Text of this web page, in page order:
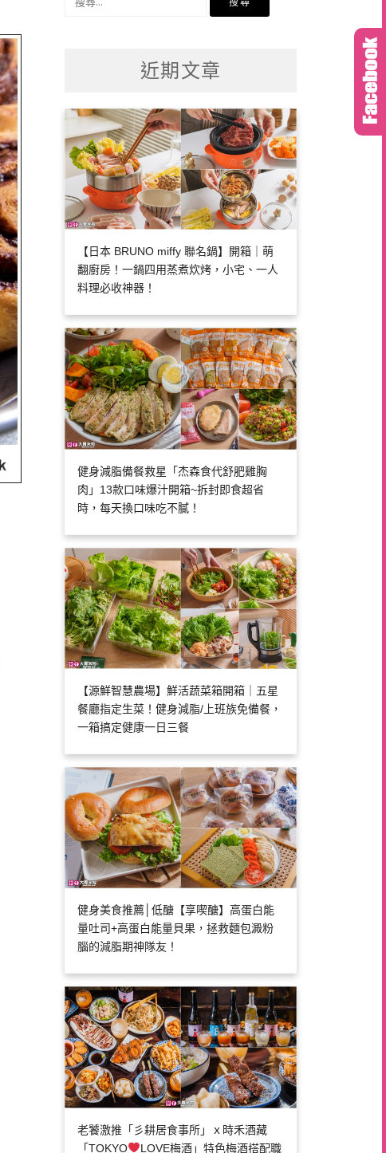
近期文章
【日本 BRUNO miffy 聯名鍋】開箱｜萌
翻廚房！一鍋四用蒸煮炊烤，小宅、一人
料理必收神器！
健身減脂備餐救星「杰森食代舒肥雞胸
肉」13款口味爆汁開箱~拆封即食超省
時，每天換口味吃不膩！
【源鮮智慧農場】鮮活蔬菜箱開箱｜五星
餐廳指定生菜！健身減脂/上班族免備餐，
一箱搞定健康一日三餐
健身美食推薦│低醣【享喫醣】高蛋白能
量吐司+高蛋白能量貝果，拯救麵包澱粉
腦的減脂期神隊友！
老饕激推「彡耕居食事所」ｘ時禾酒藏
「TOKYO
LOVE梅酒」特色梅酒搭配職